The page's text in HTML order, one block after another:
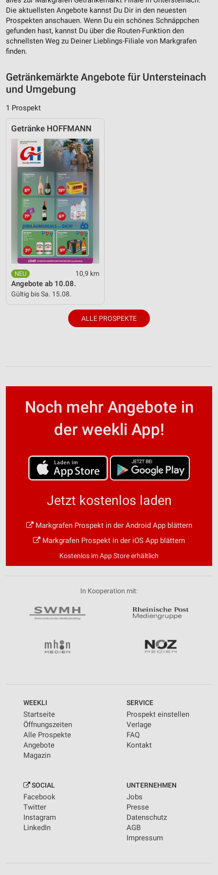
Die aktuellsten Angebote kannst Du Dir in den neuesten
Prospekten anschauen. Wenn Du ein schönes Schnäppchen
gefunden hast, kannst Du über die Routen-Funktion den
schnellsten Weg zu Deiner Lieblings-Filiale von Markgrafen
finden.
Getränkemärkte Angebote für Untersteinach
und Umgebung
1 Prospekt
Getränke HOFFMANN
10,9 km
Angebote ab 10.08.
Gültig bis Sa. 15.08.
ALLE PROSPEKTE
Noch mehr Angebote in
der weekli App!
Jetzt kostenlos laden
Markgrafen Prospekt in der Android App blättern
Markgrafen Prospekt in der iOS App blättern
Kostenlos im App Store erhältlich
In Kooperation mit:
WEEKLI
Startseite
Öffnungszeiten
Alle Prospekte
Angebote
Magazin
SERVICE
Prospekt einstellen
Verlage
FAQ
Kontakt
SOCIAL
Facebook
Twitter
Instagram
LinkedIn
UNTERNEHMEN
Jobs
Presse
Datenschutz
AGB
Impressum